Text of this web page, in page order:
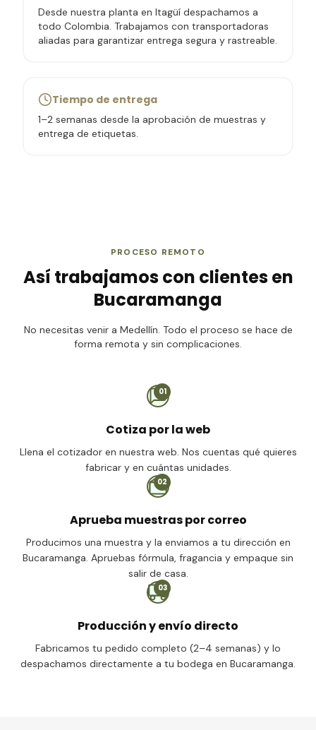
Desde nuestra planta en Itagüí despachamos a
todo Colombia. Trabajamos con transportadoras
aliadas para garantizar entrega segura y rastreable.
Tiempo de entrega
1–2 semanas desde la aprobación de muestras y
entrega de etiquetas.
PROCESO REMOTO
Así trabajamos con clientes en
Bucaramanga
No necesitas venir a Medellín. Todo el proceso se hace de
forma remota y sin complicaciones.
01
Cotiza por la web
Llena el cotizador en nuestra web. Nos cuentas qué quieres
fabricar y en cuántas unidades.
02
Aprueba muestras por correo
Producimos una muestra y la enviamos a tu dirección en
Bucaramanga. Apruebas fórmula, fragancia y empaque sin
salir de casa.
03
Producción y envío directo
Fabricamos tu pedido completo (2–4 semanas) y lo
despachamos directamente a tu bodega en Bucaramanga.